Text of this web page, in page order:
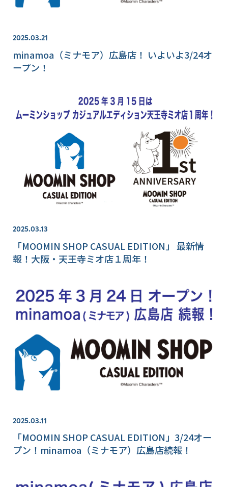
2025.03.21
minamoa（ミナモア）広島店！ いよいよ3/24オ
ープン！
2025.03.13
「MOOMIN SHOP CASUAL EDITION」 最新情
報！大阪・天王寺ミオ店１周年！
2025.03.11
「MOOMIN SHOP CASUAL EDITION」3/24オー
プン！minamoa（ミナモア）広島店続報！